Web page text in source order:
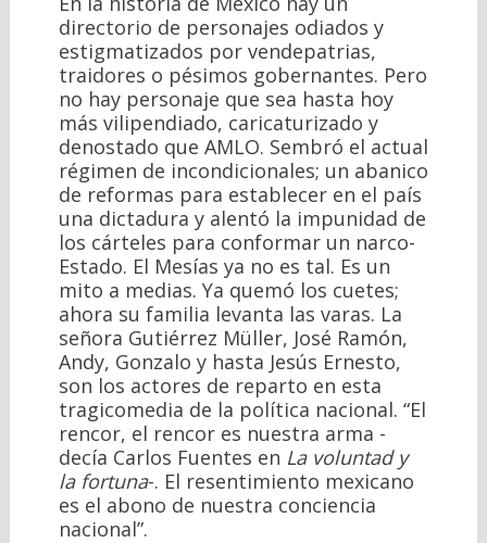
directorio de personajes odiados y
estigmatizados por vendepatrias,
traidores o pésimos gobernantes. Pero
no hay personaje que sea hasta hoy
más vilipendiado, caricaturizado y
denostado que AMLO. Sembró el actual
régimen de incondicionales; un abanico
de reformas para establecer en el país
una dictadura y alentó la impunidad de
los cárteles para conformar un narco-
Estado. El Mesías ya no es tal. Es un
mito a medias. Ya quemó los cuetes;
ahora su familia levanta las varas. La
señora Gutiérrez Müller, José Ramón,
Andy, Gonzalo y hasta Jesús Ernesto,
son los actores de reparto en esta
tragicomedia de la política nacional. “El
rencor, el rencor es nuestra arma -
decía Carlos Fuentes en La voluntad y
la fortuna-. El resentimiento mexicano
es el abono de nuestra conciencia
nacional”.